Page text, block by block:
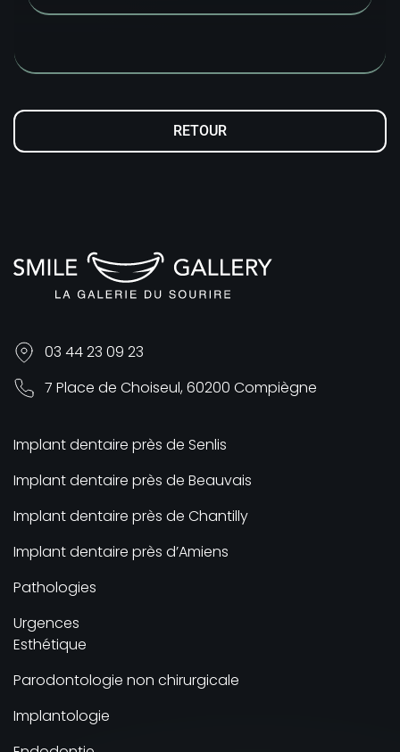
RETOUR
03 44 23 09 23
7 Place de Choiseul, 60200 Compiègne
Esthétique
Parodontologie non chirurgicale
Implantologie
Implant dentaire près de Senlis
Implant dentaire près de Beauvais
Implant dentaire près de Chantilly
Implant dentaire près d’Amiens
Pathologies
Urgences